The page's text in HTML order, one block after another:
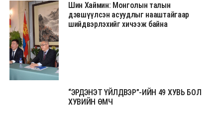
Шин Хаймин: Монголын талын
дэвшүүлсэн асуудлыг нааштайгаар
шийдвэрлэхийг хичээж байна
“ЭРДЭНЭТ ҮЙЛДВЭР”-ИЙН 49 ХУВЬ БОЛ
ХУВИЙН ӨМЧ